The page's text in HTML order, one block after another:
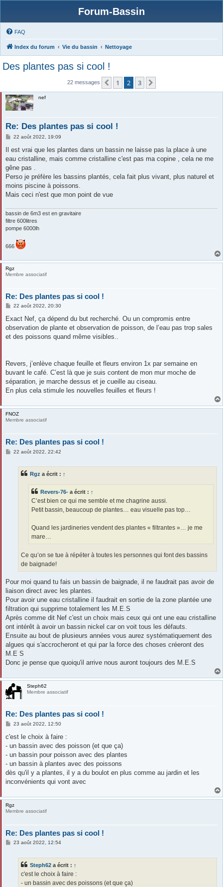
Forum-Bassin
FAQ
Index du forum Vie du bassin Nettoyage
Des plantes pas si cool !
22 messages Précédente
1 2 3
nef
Re: Des plantes pas si cool !
M
s
a
g
22 août 2022, 19:09
Il est vrai que les plantes dans un bassin ne laisse pas la place à une
eau cristalline, mais comme cristalline c'est pas ma copine , cela ne me
gêne pas .
Perso je préfère les bassins plantés, cela fait plus vivant, plus naturel et
moins piscine à poissons.
Mais ceci n'est que mon point de vue
bassin de 6m3 est en gravitaire
filtre 600litres
pompe 6000lh
666
Rgz
Membre associatif
Re: Des plantes pas si cool !
M
s
a
g
22 août 2022, 20:30
Exact Nef, ça dépend du but recherché. Ou un compromis entre
observation de plante et observation de poisson, de l’eau pas trop sales
et des poissons quand même visibles..
Revers, j’enlève chaque feuille et fleurs environ 1x par semaine en
buvant le café. C’est là que je suis content de mon mur moche de
séparation, je marche dessus et je cueille au ciseau.
En plus cela stimule les nouvelles feuilles et fleurs !
FNOZ
Membre associatif
Re: Des plantes pas si cool !
M22 août 2022, 22:42
Rgz a écrit : ↑
Revers-76- a écrit : ↑
C’est bien ce qui me semble et me chagrine aussi.
Petit bassin, beaucoup de plantes… eau visuelle pas top…
Quand les jardineries vendent des plantes « filtrantes »… je me
mare…
Ce qu’on se tue à répéter à toutes les personnes qui font des bassins
de baignade!
Pour moi quand tu fais un bassin de baignade, il ne faudrait pas avoir de
liaison direct avec les plantes.
Pour avoir une eau cristalline il faudrait en sortie de la zone plantée une
filtration qui supprime totalement les M.E.S
Après comme dit Nef c'est un choix mais ceux qui ont une eau cristalline
ont intérêt à avoir un bassin nickel car on voit tous les défauts.
Ensuite au bout de plusieurs années vous aurez systématiquement des
algues qui s'accrocheront et qui par la force des choses créeront des
M.E S
Donc je pense que quoiqu'il arrive nous auront toujours des M.E.S
Steph62
Membre associatif
Re: Des plantes pas si cool !
M
s
a
g
23 août 2022, 12:50
c'est le choix à faire :
- un bassin avec des poisson (et que ça)
- un bassin pour poisson avec des plantes
- un bassin à plantes avec des poissons
dès qu'il y a plantes, il y a du boulot en plus comme au jardin et les
inconvénients qui vont avec
Rgz
Membre associatif
Re: Des plantes pas si cool !
M23 août 2022, 12:54
Steph62 a écrit : ↑
c'est le choix à faire :
- un bassin avec des poissons (et que ça)